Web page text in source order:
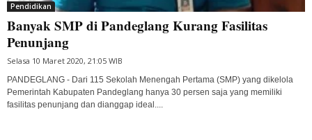
Pendidikan
Banyak SMP di Pandeglang Kurang Fasilitas
Penunjang
Selasa 10 Maret 2020, 21:05 WIB
PANDEGLANG - Dari 115 Sekolah Menengah Pertama (SMP) yang dikelola
Pemerintah Kabupaten Pandeglang hanya 30 persen saja yang memiliki
fasilitas penunjang dan dianggap ideal....